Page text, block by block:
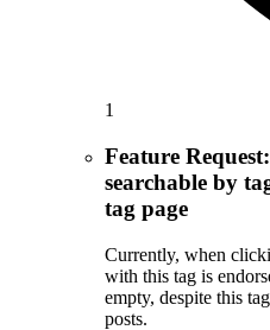
1
Feature
searchable by
tag page
Currently, when
with this tag is
empty, despite this
posts.